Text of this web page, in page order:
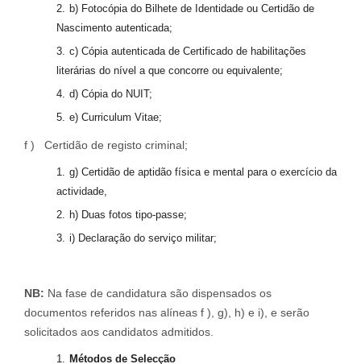
b) Fotocópia do Bilhete de Identidade ou Certidão de
Nascimento autenticada;
c) Cópia autenticada de Certificado de habilitações
literárias do nível a que concorre ou equivalente;
d) Cópia do NUIT;
e) Curriculum Vitae;
f ) Certidão de registo criminal;
g) Certidão de aptidão física e mental para o exercício da
actividade,
h) Duas fotos tipo-passe;
i) Declaração do serviço militar;
NB: Na fase de candidatura são dispensados os
documentos referidos nas alíneas f ), g), h) e i), e serão
solicitados aos candidatos admitidos.
Métodos de Selecção